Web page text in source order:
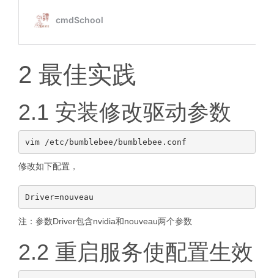
2 最佳实践
2.1 安装修改驱动参数
修改如下配置，
注：参数Driver包含nvidia和nouveau两个参数
2.2 重启服务使配置生效